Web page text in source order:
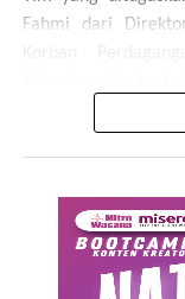
Fahmi dari
serta
pendamping di